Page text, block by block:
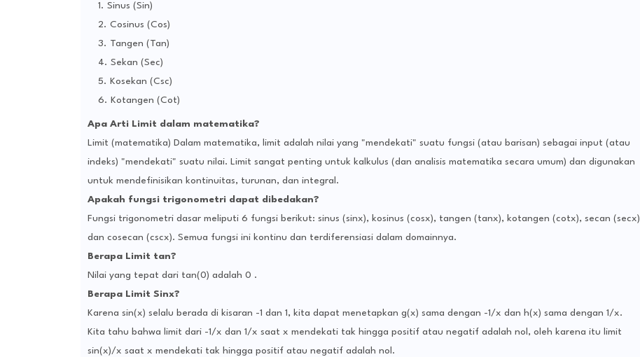
Sinus (Sin)
Cosinus (Cos)
Tangen (Tan)
Sekan (Sec)
Kosekan (Csc)
Kotangen (Cot)
Apa Arti Limit dalam matematika?
Limit (matematika) Dalam matematika, limit adalah nilai yang "mendekati" suatu fungsi (atau barisan) sebagai input (atau
indeks) "mendekati" suatu nilai. Limit sangat penting untuk kalkulus (dan analisis matematika secara umum) dan digunakan
untuk mendefinisikan kontinuitas, turunan, dan integral.
Apakah fungsi trigonometri dapat dibedakan?
Fungsi trigonometri dasar meliputi 6 fungsi berikut: sinus (sinx), kosinus (cosx), tangen (tanx), kotangen (cotx), secan (secx)
dan cosecan (cscx). Semua fungsi ini kontinu dan terdiferensiasi dalam domainnya.
Berapa Limit tan?
Nilai yang tepat dari tan(0) adalah 0 .
Berapa Limit Sinx?
Karena sin(x) selalu berada di kisaran -1 dan 1, kita dapat menetapkan g(x) sama dengan -1/x dan h(x) sama dengan 1/x.
Kita tahu bahwa limit dari -1/x dan 1/x saat x mendekati tak hingga positif atau negatif adalah nol, oleh karena itu limit
sin(x)/x saat x mendekati tak hingga positif atau negatif adalah nol.